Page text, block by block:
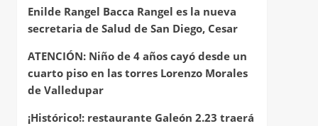
Enilde Rangel Bacca Rangel es la nueva
secretaria de Salud de San Diego, Cesar
ATENCIÓN: Niño de 4 años cayó desde un
cuarto piso en las torres Lorenzo Morales
de Valledupar
¡Histórico!: restaurante Galeón 2.23 traerá